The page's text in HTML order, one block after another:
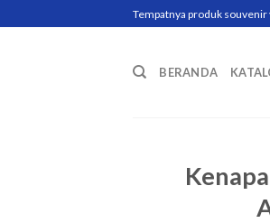
to
Tempatnya produk souvenir
BERANDA